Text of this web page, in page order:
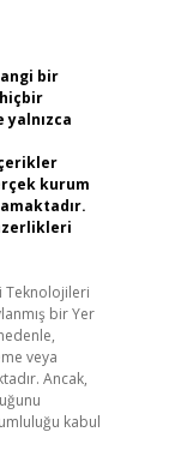
bir
yalnızca
kurum
Teknolojileri
bir Yer
veya
Ancak,
kabul